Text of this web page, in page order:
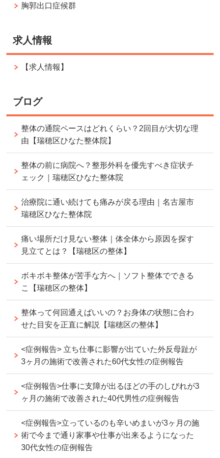
胸郭出口症候群
求人情報
【求人情報】
ブログ
整体の通院ペースはどれくらい？2回目が大切な理
由【瑞穂区ひなた整体院】
整体の前に病院へ？整形外科を優先すべき症状チ
ェック｜瑞穂区ひなた整体院
治療院に通い続けても痛みが戻る理由｜名古屋市
瑞穂区ひなた整体院
痛い場所だけ見ない整体｜体全体から原因を探す
見立てとは？【瑞穂区の整体】
ボキボキ整体が苦手な方へ｜ソフト整体でできる
こ【瑞穂区の整体】
整体って何回通えばいいの？お身体の状態に合わ
せた目安を正直に解説【瑞穂区の整体】
<症例報告> 立ち仕事に影響が出ていた外反母趾が
3ヶ月の施術で改善された60代女性の症例報告
<症例報告>仕事に支障が出るほどの手のしびれが3
ヶ月の施術で改善された40代男性の症例報告
<症例報告>立っているのも辛いめまいが3ヶ月の施
術で今まで通り家事や仕事が出来るようになった
30代女性の症例報告